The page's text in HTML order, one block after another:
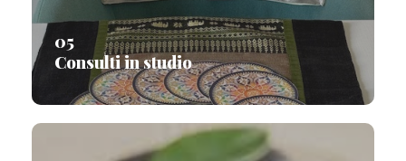
05
Consulti in studio